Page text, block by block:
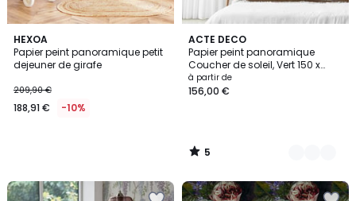
HEXOA
Papier peint panoramique petit
dejeuner de girafe
209,90 €
188,91 € -10%
ACTE DECO
Papier peint panoramique
Coucher de soleil, Vert 150 x
250cm
à partir de
156,00 €
5
/
5
5
Couleurs
5
/